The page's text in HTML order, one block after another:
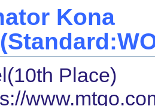
Kona
Place)